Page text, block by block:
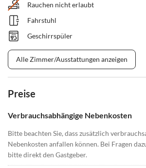
Rauchen nicht erlaubt
Fahrstuhl
Geschirrspüler
Alle Zimmer/Ausstattungen anzeigen
Preise
Verbrauchsabhängige Nebenkosten
Bitte beachten Sie, dass zusätzlich
Nebenkosten anfallen können. Bei Fragen
bitte direkt den Gastgeber.